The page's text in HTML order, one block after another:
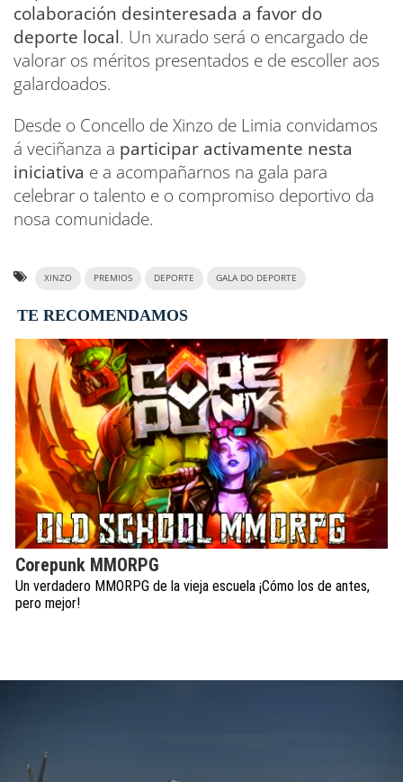
colaboración desinteresada a favor do
deporte local. Un xurado será o encargado de
valorar os méritos presentados e de escoller aos
galardoados.
Desde o Concello de Xinzo de Limia convidamos
á veciñanza a participar activamente nesta
iniciativa e a acompañarnos na gala para
celebrar o talento e o compromiso deportivo da
nosa comunidade.
XINZO PREMIOS DEPORTE GALA DO DEPORTE
TE RECOMENDAMOS
Corepunk MMORPG
Un verdadero MMORPG de la vieja escuela ¡Cómo los de antes,
pero mejor!